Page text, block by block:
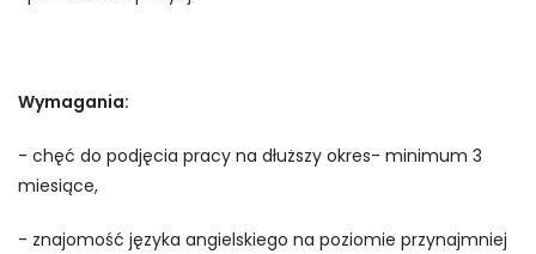
Wymagania:
- chęć do podjęcia pracy na dłuższy okres- minimum 3
miesiące,
- znajomość języka angielskiego na poziomie przynajmniej